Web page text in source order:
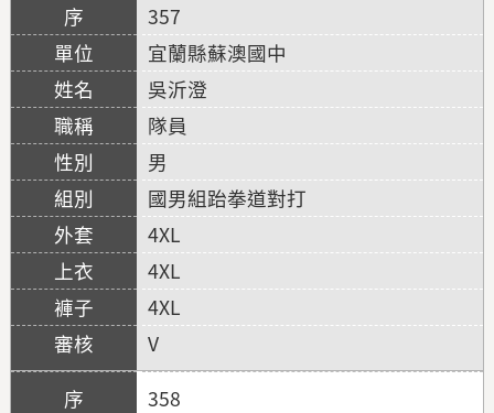
357
宜蘭縣蘇澳國中
吳沂澄
隊員
男
國男組跆拳道對打
4XL
4XL
4XL
V
358